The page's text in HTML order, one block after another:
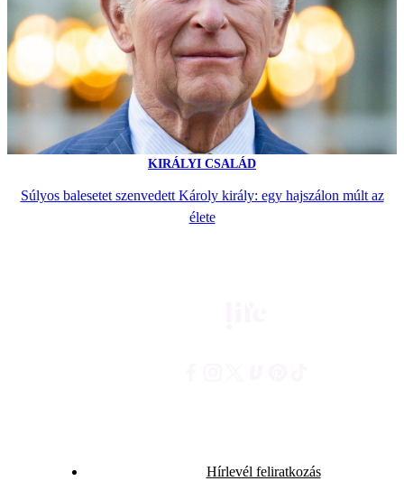
KIRÁLYI CSALÁD
Súlyos balesetet szenvedett Károly király: egy hajszálon múlt az
élete
Hírlevél feliratkozás